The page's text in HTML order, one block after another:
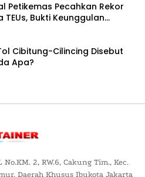
Petikemas Pecahkan Rekor
TEUs, Bukti Keunggulan
Cibitung-Cilincing Disebut
Apa?
2, RW.6, Cakung Tim., Kec.
Daerah Khusus Ibukota Jakarta